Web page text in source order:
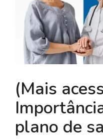
MAIS…
(Mais
plano de